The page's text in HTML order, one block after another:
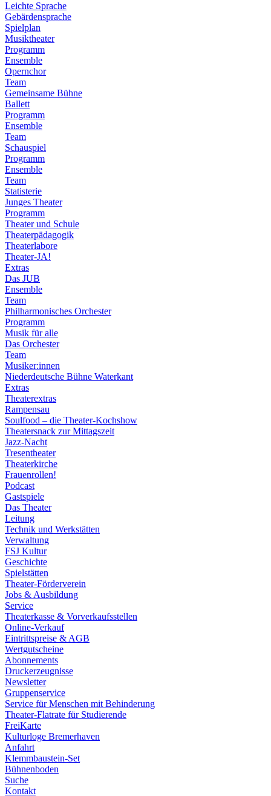
Leichte Sprache
Gebärdensprache
Spielplan
Musiktheater
Programm
Ensemble
Opernchor
Team
Gemeinsame Bühne
Ballett
Programm
Ensemble
Team
Schauspiel
Programm
Ensemble
Team
Statisterie
Junges Theater
Programm
Theater und Schule
Theaterpädagogik
Theaterlabore
Theater-JA!
Extras
Das JUB
Ensemble
Team
Philharmonisches Orchester
Programm
Musik für alle
Das Orchester
Team
Musiker:innen
Niederdeutsche Bühne Waterkant
Extras
Theaterextras
Rampensau
Soulfood – die Theater-Kochshow
Theatersnack zur Mittagszeit
Jazz-Nacht
Tresentheater
Theaterkirche
Frauenrollen!
Podcast
Gastspiele
Das Theater
Leitung
Technik und Werkstätten
Verwaltung
FSJ Kultur
Geschichte
Spielstätten
Theater-Förderverein
Jobs & Ausbildung
Service
Theaterkasse & Vorverkaufsstellen
Online-Verkauf
Eintrittspreise & AGB
Wertgutscheine
Abonnements
Druckerzeugnisse
Newsletter
Gruppenservice
Service für Menschen mit Behinderung
Theater-Flatrate für Studierende
FreiKarte
Kulturloge Bremerhaven
Anfahrt
Klemmbaustein-Set
Bühnenboden
Suche
Kontakt